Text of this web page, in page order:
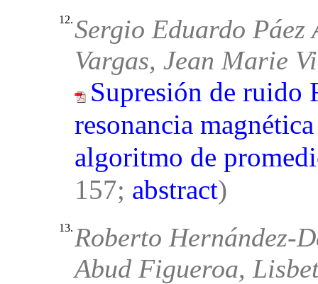
12.Sergio Eduardo
Vargas, Jean Marie
Supresión de ruido
resonancia
algoritmo de
157; abstract)
13. Roberto Hernández-
Abud Figueroa,